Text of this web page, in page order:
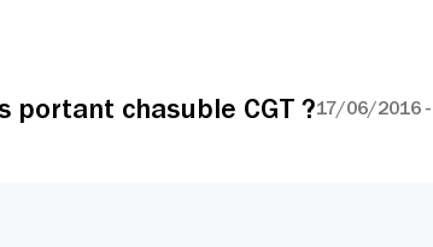
portant chasuble CGT ?17/06/2016 -